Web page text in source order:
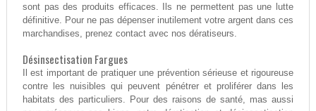
sont pas des produits efficaces. Ils ne permettent pas une lutte
définitive. Pour ne pas dépenser inutilement votre argent dans ces
marchandises, prenez contact avec nos dératiseurs.
Désinsectisation Fargues
Il est important de pratiquer une prévention sérieuse et rigoureuse
contre les nuisibles qui peuvent pénétrer et proliférer dans les
habitats des particuliers. Pour des raisons de santé, mas aussi